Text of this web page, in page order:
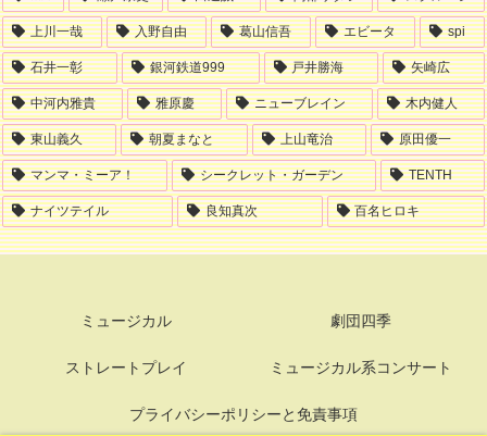
上川一哉 入野自由 葛山信吾 エビータ spi
石井一彰 銀河鉄道999 戸井勝海 矢崎広
中河内雅貴 雅原慶 ニューブレイン 木内健人
東山義久 朝夏まなと 上山竜治 原田優一
マンマ・ミーア！ シークレット・ガーデン TENTH
ナイツテイル 良知真次 百名ヒロキ
ミュージカル 劇団四季
ストレートプレイ ミュージカル系コンサート
プライバシーポリシーと免責事項